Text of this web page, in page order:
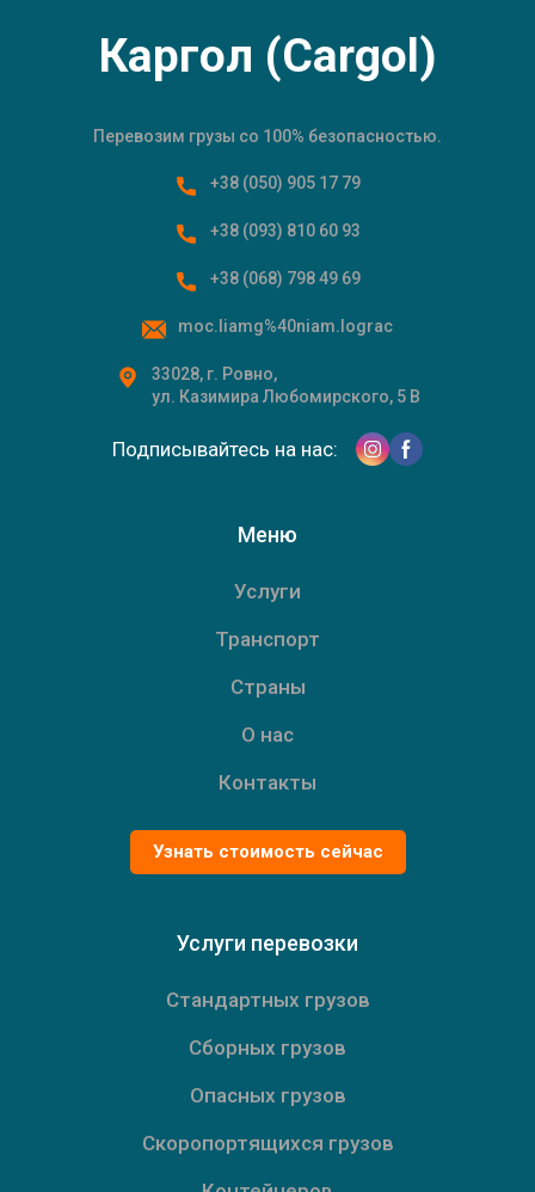
Каргол (Cargol)
Перевозим грузы со 100% безопасностью.
+38 (050) 905 17 79
+38 (093) 810 60 93
+38 (068) 798 49 69
Additional Icons
moc.liamg%40niam.lograc
33028, г. Ровно,
ул. Казимира Любомирского, 5 В
Подписывайтесь на нас:
Меню
Услуги
Транспорт
Страны
О нас
Контакты
Узнать стоимость сейчас
Услуги перевозки
Стандартных грузов
Сборных грузов
Опасных грузов
Скоропортящихся грузов